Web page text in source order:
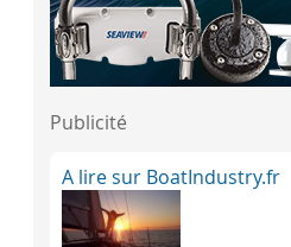
Publicité
A lire sur BoatIndustry.fr